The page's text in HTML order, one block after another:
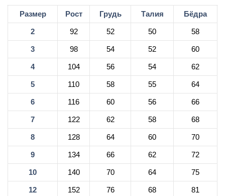
Размер Рост Грудь Талия Бёдра
2 92 52 50 58
3 98 54 52 60
4 104 56 54 62
5 110 58 55 64
6 116 60 56 66
7 122 62 58 68
8 128 64 60 70
9 134 66 62 72
10 140 70 64 75
12 152 76 68 81